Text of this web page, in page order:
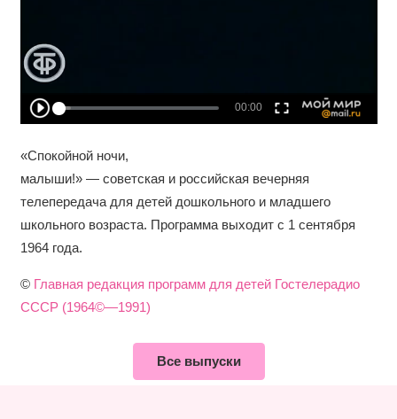
«Спокойной ночи,
малыши!» — советская и российская вечерняя
телепередача для детей дошкольного и младшего
школьного возраста. Программа выходит с 1 сентября
1964 года.
© Главная редакция программ для детей Гостелерадио
СССР (1964©—1991)
Все выпуски